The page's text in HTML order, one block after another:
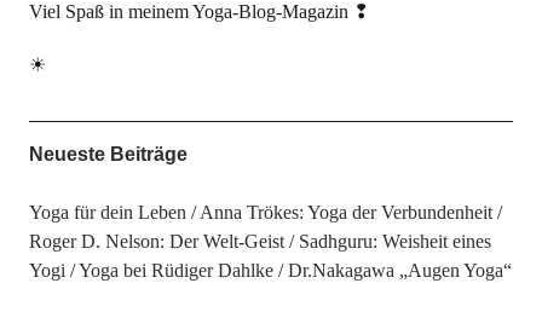
Viel Spaß in meinem Yoga-Blog-Magazin ❢
☀
Neueste Beiträge
Yoga für dein Leben
Anna Trökes: Yoga der Verbundenheit
Roger D. Nelson: Der Welt-Geist
Sadhguru: Weisheit eines
Yogi
Yoga bei Rüdiger Dahlke Dr.Nakagawa „Augen Yoga“